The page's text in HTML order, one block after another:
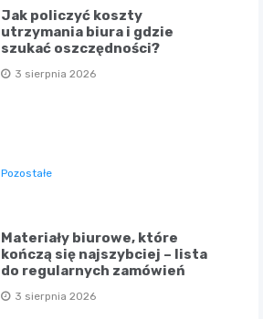
Jak policzyć koszty
utrzymania biura i gdzie
szukać oszczędności?
3 sierpnia 2026
Pozostałe
Materiały biurowe, które
kończą się najszybciej – lista
do regularnych zamówień
3 sierpnia 2026